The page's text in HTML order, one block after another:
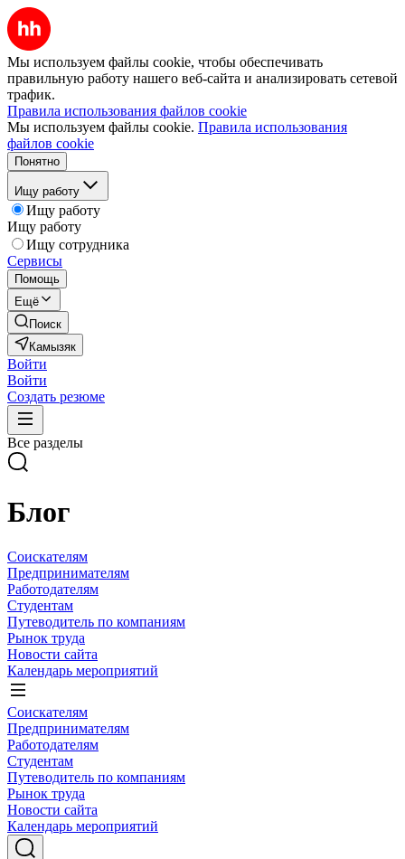
Мы используем файлы cookie, чтобы обеспечивать
правильную работу нашего веб-сайта и анализировать сетевой
трафик.
Правила использования файлов cookie
Мы используем файлы cookie. Правила использования
файлов cookie
Понятно
Ищу работу
Ищу работу
Ищу работу
Ищу сотрудника
Сервисы
Помощь
Ещё
Поиск
Камызяк
Войти
Войти
Создать резюме
Все разделы
Блог
Соискателям
Предпринимателям
Работодателям
Студентам
Путеводитель по компаниям
Рынок труда
Новости сайта
Календарь мероприятий
Соискателям
Предпринимателям
Работодателям
Студентам
Путеводитель по компаниям
Рынок труда
Новости сайта
Календарь мероприятий